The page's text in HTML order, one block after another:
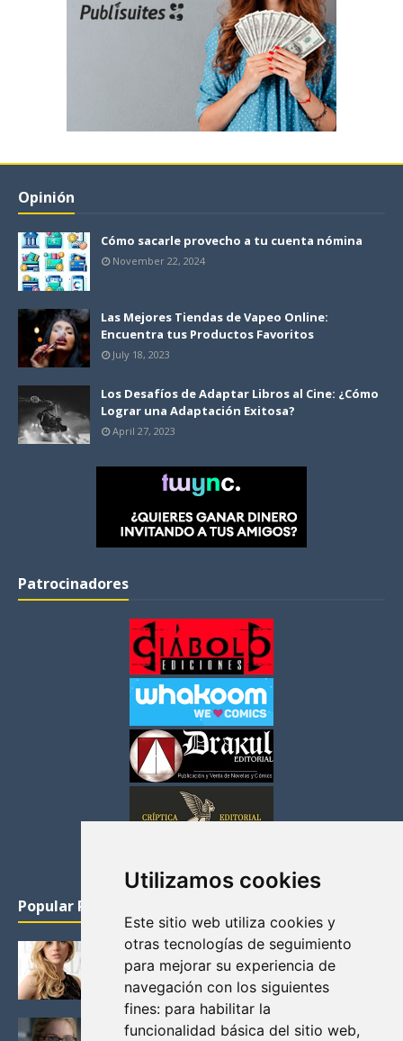
Utilizamos cookies
Este sitio web utiliza cookies y
otras tecnologías de seguimiento
para mejorar su experiencia de
navegación con los siguientes
fines: para habilitar la
funcionalidad básica del sitio web,
Opinión
Cómo sacarle provecho a tu cuenta nómina
November 22, 2024
Las Mejores Tiendas de Vapeo Online:
Encuentra tus Productos Favoritos
July 18, 2023
Los Desafíos de Adaptar Libros al Cine: ¿Cómo
Lograr una Adaptación Exitosa?
April 27, 2023
Patrocinadores
Popular Posts
KATHERYN WINNICK: LA ACTRIZ MAS GUAPA DE
VIKINGOS
Junio 14, 2013
FELICITY (EMILY BETT RICKARDS), LAS FOTOS